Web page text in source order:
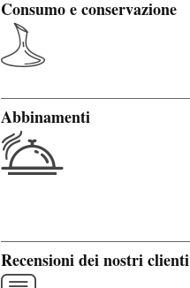
Consumo e conservazione
Abbinamenti
Recensioni dei nostri clienti